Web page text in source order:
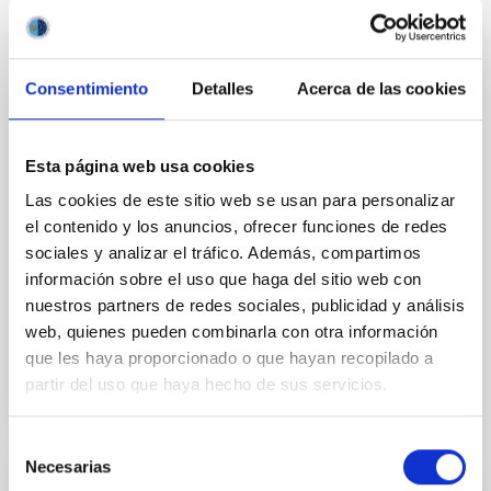
Consentimiento Detalles Acerca de las cookies
Esta página web usa cookies
Las cookies de este sitio web se usan para personalizar
el contenido y los anuncios, ofrecer funciones de redes
sociales y analizar el tráfico. Además, compartimos
información sobre el uso que haga del sitio web con
nuestros partners de redes sociales, publicidad y análisis
web, quienes pueden combinarla con otra información
que les haya proporcionado o que hayan recopilado a
partir del uso que haya hecho de sus servicios.
Necesarias
El ministro de Industria y Turismo, Jordi Hereu Boher,
labor científica, tecnológica y de innovación que se
desarrolla en este enclave astronómico, referente
nocturna. El ministro fue recibido por el director del
Martínez Pillet, y por la subdirectora, Eva Villaver
Sobrino. A la visita también asistió el subdelegado del
Gobierno en Santa Cruz de Tenerife, Jesús Javier
Plata Vera, así como
Fecha de publicación 28/11/2025 - 13:12:12